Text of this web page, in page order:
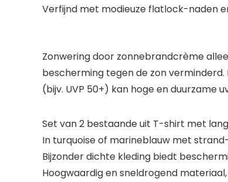
Verfijnd met modieuze flatlock-naden
Zonwering door zonnebrandcrème
bescherming tegen de zon
(bijv. UVP 50+) kan hoge en
Set van 2 bestaande uit T-shirt met
In turquoise of marineblauw met
Bijzonder dichte kleding biedt
Hoogwaardig en sneldrogend